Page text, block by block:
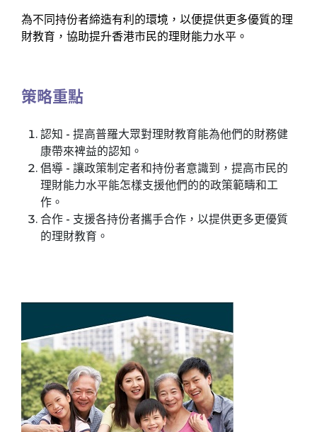
為不同持份者締造有利的環境，以便提供更多優質的理
財教育，協助提升香港市民的理財能力水平。
策略重點
認知 - 提高普羅大眾對理財教育能為他們的財務健
康帶來裨益的認知。
倡導 - 讓政策制定者和持份者意識到，提高市民的
理財能力水平能怎樣支援他們的的政策範疇和工
作。
合作 - 支援各持份者攜手合作，以提供更多更優質
的理財教育。